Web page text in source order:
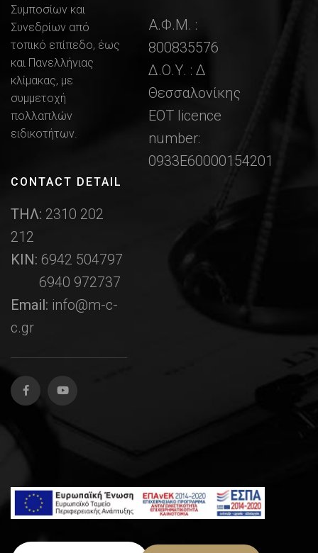
Συμποσίων και
Συνεδρίων από
τοπικό επίπεδο, έως
και Πανελλήνιας
κλίμακας, με
συμμετοχή
πολλαπλών
ειδικοτήτων.
CONTACT DETAIL
ΤΗΛ: 2310 202
212
ΚΙΝ: 6942 504797
6940 972737
Email: info@m-c-
c.gr
Α.Φ.Μ. :
800835576
Δ.Ο.Υ. : Δ
Θεσσαλονίκης
ΕΟΤ licence
number:
0933Ε60000154201